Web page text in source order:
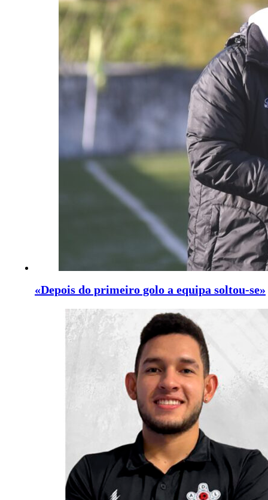
«Depois do primeiro golo a equipa soltou-se»